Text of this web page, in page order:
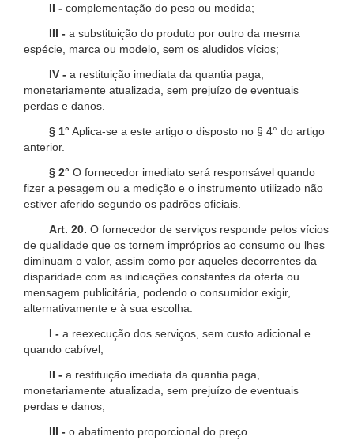
II - complementação do peso ou medida;
III - a substituição do produto por outro da mesma
espécie, marca ou modelo, sem os aludidos vícios;
IV - a restituição imediata da quantia paga,
monetariamente atualizada, sem prejuízo de eventuais
perdas e danos.
§ 1° Aplica-se a este artigo o disposto no § 4° do artigo
anterior.
§ 2° O fornecedor imediato será responsável quando
fizer a pesagem ou a medição e o instrumento utilizado não
estiver aferido segundo os padrões oficiais.
Art. 20. O fornecedor de serviços responde pelos vícios
de qualidade que os tornem impróprios ao consumo ou lhes
diminuam o valor, assim como por aqueles decorrentes da
disparidade com as indicações constantes da oferta ou
mensagem publicitária, podendo o consumidor exigir,
alternativamente e à sua escolha:
I - a reexecução dos serviços, sem custo adicional e
quando cabível;
II - a restituição imediata da quantia paga,
monetariamente atualizada, sem prejuízo de eventuais
perdas e danos;
III - o abatimento proporcional do preço.